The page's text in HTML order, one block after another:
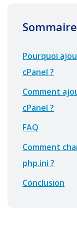
Sommaire
Pourquoi
cPanel ?
Comment
cPanel ?
FAQ
Comment
php.ini ?
Conclusion